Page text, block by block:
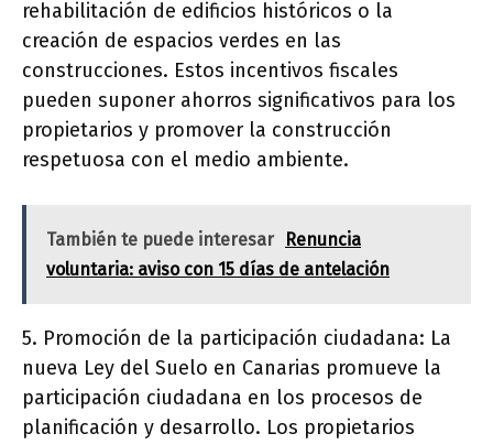
rehabilitación de edificios históricos o la
creación de espacios verdes en las
construcciones. Estos incentivos fiscales
pueden suponer ahorros significativos para los
propietarios y promover la construcción
respetuosa con el medio ambiente.
También te puede interesar
Renuncia
voluntaria: aviso con 15 días de antelación
5. Promoción de la participación ciudadana: La
nueva Ley del Suelo en Canarias promueve la
participación ciudadana en los procesos de
planificación y desarrollo. Los propietarios